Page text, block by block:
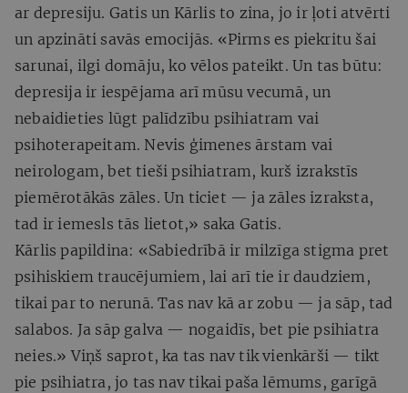
ar depresiju. Gatis un Kārlis to zina, jo ir ļoti atvērti
un apzināti savās emocijās. «Pirms es piekritu šai
sarunai, ilgi domāju, ko vēlos pateikt. Un tas būtu:
depresija ir iespējama arī mūsu vecumā, un
nebaidieties lūgt palīdzību psihiatram vai
psihoterapeitam. Nevis ģimenes ārstam vai
neirologam, bet tieši psihiatram, kurš izrakstīs
piemērotākās zāles. Un ticiet — ja zāles izraksta,
tad ir iemesls tās lietot,» saka Gatis.
Kārlis papildina: «Sabiedrībā ir milzīga stigma pret
psihiskiem traucējumiem, lai arī tie ir daudziem,
tikai par to nerunā. Tas nav kā ar zobu — ja sāp, tad
salabos. Ja sāp galva — nogaidīs, bet pie psihiatra
neies.» Viņš saprot, ka tas nav tik vienkārši — tikt
pie psihiatra, jo tas nav tikai paša lēmums, garīgā